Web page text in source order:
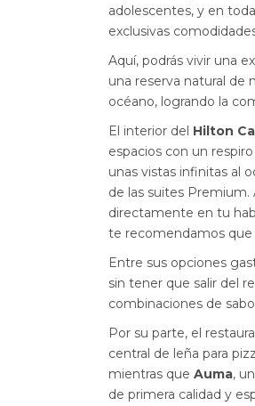
adolescentes, y en
exclusivas
Aquí, podrás vivir una
una reserva natural de
océano, logrando la
El interior del Hilton
espacios con un
unas vistas infinitas al
de las suites Premium.
directamente en tu
te recomendamos que
Entre sus opciones
sin tener que salir del
combinaciones de
Por su parte, el
central de leña para
mientras que Auma,
de primera calidad y